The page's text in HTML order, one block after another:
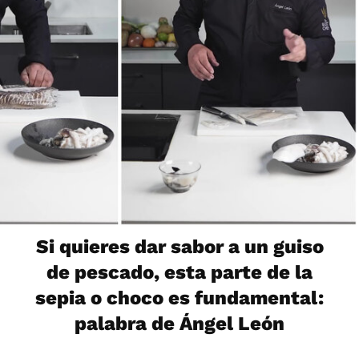
Si quieres dar sabor a un guiso
de pescado, esta parte de la
sepia o choco es fundamental:
palabra de Ángel León